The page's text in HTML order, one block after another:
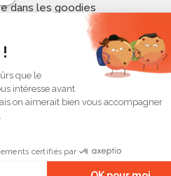
dans les goodies
et objets publicitaires
Nous
des produits utiles,
et responsables pour
image de marque,
actions de
et réussir vos
événementielles,